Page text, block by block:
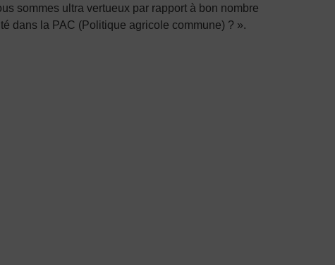
sommes ultra vertueux par rapport à bon nombre
dans la PAC (Politique agricole commune) ? ».